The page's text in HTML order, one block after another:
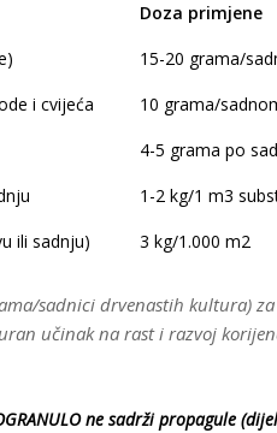
Doza primjene
15-20 grama/
i cvijeća
10 grama/
4-5 grama po
1-2 kg/1 m3
ili sadnju)
3 kg/1.000 m2
sadnici drvenastih kultura)
učinak na rast i razvoj
ne sadrži propagule